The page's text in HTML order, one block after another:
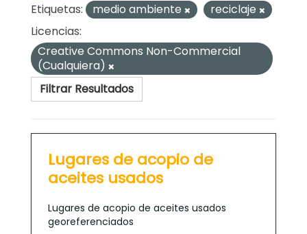
Etiquetas:
medio ambiente
reciclaje
Licencias:
Creative Commons Non-Commercial
(Cualquiera)
Filtrar Resultados
Lugares de acopio de
aceites usados
Lugares de acopio de aceites usados
georeferenciados